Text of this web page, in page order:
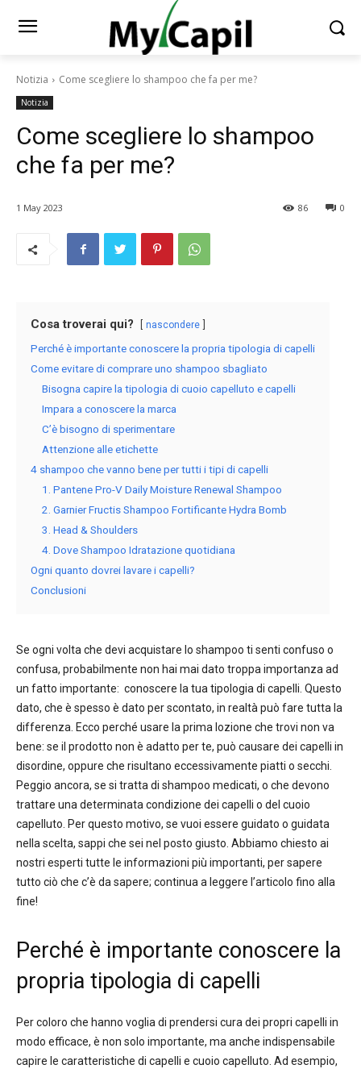
Notizia Come scegliere lo shampoo che fa per me?
Notizia
Come scegliere lo shampoo
che fa per me?
1 May 2023 0
86
Cosa troverai qui? nascondere
Perché è importante conoscere la propria tipologia di capelli
Come evitare di comprare uno shampoo sbagliato
Bisogna capire la tipologia di cuoio capelluto e capelli
Impara a conoscere la marca
C’è bisogno di sperimentare
Attenzione alle etichette
4 shampoo che vanno bene per tutti i tipi di capelli
1. Pantene Pro-V Daily Moisture Renewal Shampoo
2. Garnier Fructis Shampoo Fortificante Hydra Bomb
3. Head & Shoulders
4. Dove Shampoo Idratazione quotidiana
Ogni quanto dovrei lavare i capelli?
Conclusioni
Se ogni volta che devi acquistare lo shampoo ti senti confuso o
confusa, probabilmente non hai mai dato troppa importanza ad
un fatto importante: conoscere la tua tipologia di capelli. Questo
dato, che è spesso è dato per scontato, in realtà può fare tutta la
differenza. Ecco perché usare la prima lozione che trovi non va
bene: se il prodotto non è adatto per te, può causare dei capelli in
disordine, oppure che risultano eccessivamente piatti o secchi.
Peggio ancora, se si tratta di shampoo medicati, o che devono
trattare una determinata condizione dei capelli o del cuoio
capelluto. Per questo motivo, se vuoi essere guidato o guidata
nella scelta, sappi che sei nel posto giusto. Abbiamo chiesto ai
nostri esperti tutte le informazioni più importanti, per sapere
tutto ciò che c’è da sapere; continua a leggere l’articolo fino alla
fine!
Perché è importante conoscere la
propria tipologia di capelli
Per coloro che hanno voglia di prendersi cura dei propri capelli in
modo efficace, è non solo importante, ma anche indispensabile
capire le caratteristiche di capelli e cuoio capelluto. Ad esempio,